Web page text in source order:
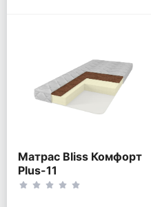
Матрас Bliss Комфорт
Plus-11